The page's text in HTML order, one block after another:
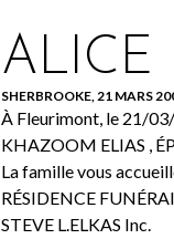
ALICE
SHERBROOKE, 21 MARS
À Fleurimont, le 21/03/
KHAZOOM ELIAS ,
La famille vous
RÉSIDENCE
STEVE L.ELKAS Inc.